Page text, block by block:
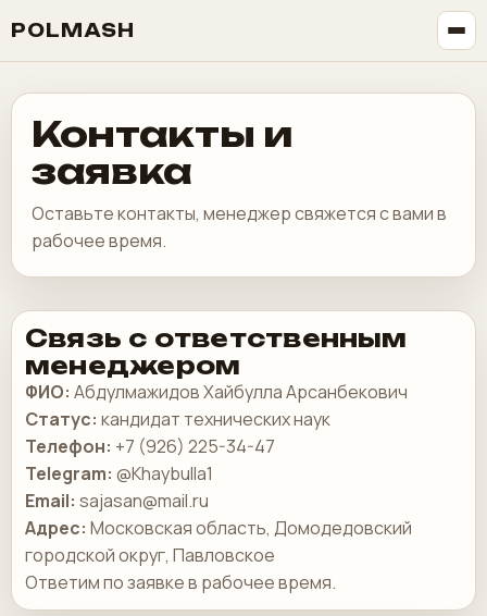
POLMASH
Контакты и
заявка
Оставьте контакты, менеджер свяжется с вами в
рабочее время.
Связь с ответственным
менеджером
ФИО: Абдулмажидов Хайбулла Арсанбекович
Статус: кандидат технических наук
Телефон: +7 (926) 225-34-47
Telegram: @Khaybulla1
Email: sajasan@mail.ru
Адрес: Московская область, Домодедовский
городской округ, Павловское
Ответим по заявке в рабочее время.